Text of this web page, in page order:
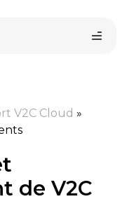
V2C Cloud »
de V2C